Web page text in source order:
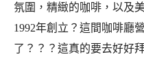
氛圍，精緻的咖啡，以及
1992年創立？這間咖啡廳
了？？？這真的要去好好